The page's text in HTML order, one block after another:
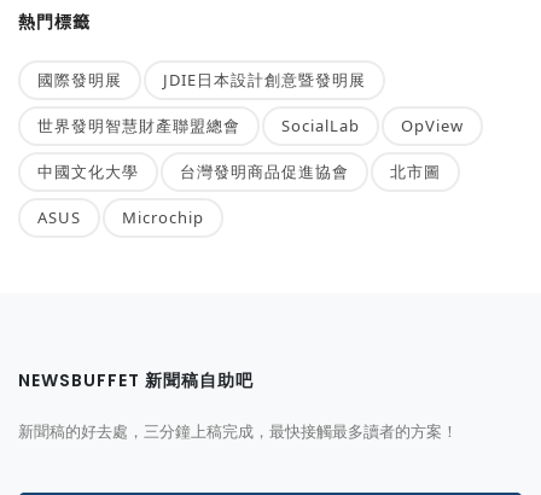
熱門標籤
國際發明展 JDIE日本設計創意暨發明展
世界發明智慧財產聯盟總會 SocialLab OpView
中國文化大學 台灣發明商品促進協會 北市圖
ASUS Microchip
NEWSBUFFET 新聞稿自助吧
新聞稿的好去處，三分鐘上稿完成，最快接觸最多讀者的方案！